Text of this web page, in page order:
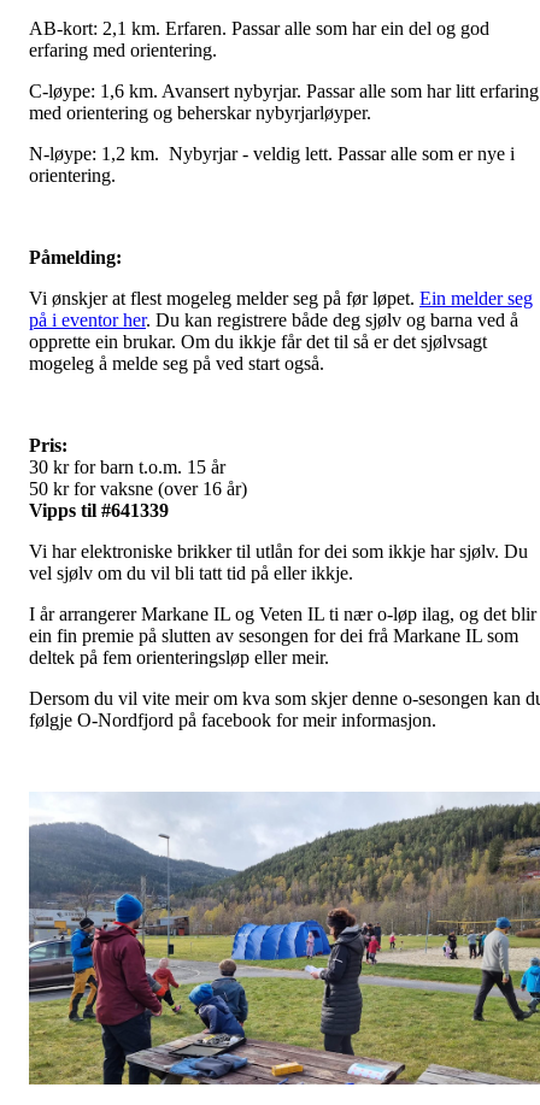
AB-kort: 2,1 km. Erfaren. Passar alle som har ein del og god
erfaring med orientering.
C-løype: 1,6 km. Avansert nybyrjar. Passar alle som har litt erfaring
med orientering og beherskar nybyrjarløyper.
N-løype: 1,2 km. Nybyrjar - veldig lett. Passar alle som er nye i
orientering.
Påmelding:
Vi ønskjer at flest mogeleg melder seg på før løpet. Ein melder seg
på i eventor her. Du kan registrere både deg sjølv og barna ved å
opprette ein brukar. Om du ikkje får det til så er det sjølvsagt
mogeleg å melde seg på ved start også.
Pris:
30 kr for barn t.o.m. 15 år
50 kr for vaksne (over 16 år)
Vipps til #641339
Vi har elektroniske brikker til utlån for dei som ikkje har sjølv. Du
vel sjølv om du vil bli tatt tid på eller ikkje.
I år arrangerer Markane IL og Veten IL ti nær o-løp ilag, og det blir
ein fin premie på slutten av sesongen for dei frå Markane IL som
deltek på fem orienteringsløp eller meir.
Dersom du vil vite meir om kva som skjer denne o-sesongen kan
følgje O-Nordfjord på facebook for meir informasjon.